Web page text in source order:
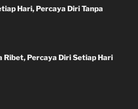
Hari, Percaya Diri Tanpa
Ribet, Percaya Diri Setiap Hari